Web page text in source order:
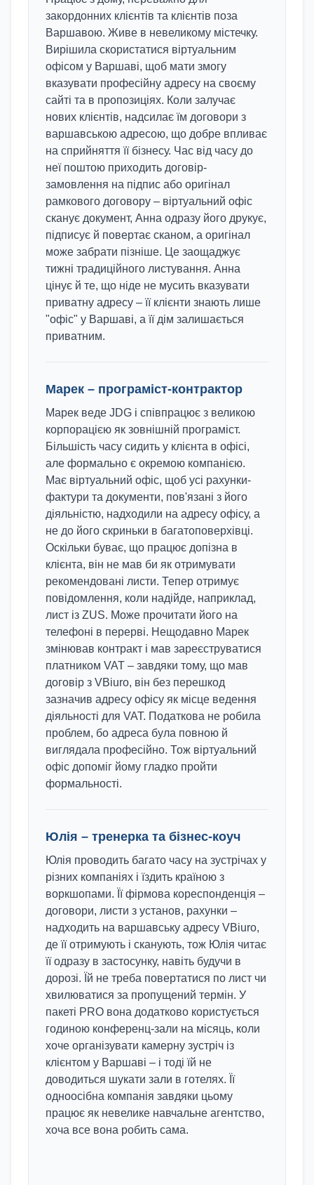
закордонних клієнтів та клієнтів поза
Варшавою. Живе в невеликому містечку.
Вирішила скористатися віртуальним
офісом у Варшаві, щоб мати змогу
вказувати професійну адресу на своєму
сайті та в пропозиціях. Коли залучає
нових клієнтів, надсилає їм договори з
варшавською адресою, що добре впливає
на сприйняття її бізнесу. Час від часу до
неї поштою приходить договір-
замовлення на підпис або оригінал
рамкового договору – віртуальний офіс
сканує документ, Анна одразу його друкує,
підписує й повертає сканом, а оригінал
може забрати пізніше. Це заощаджує
тижні традиційного листування. Анна
цінує й те, що ніде не мусить вказувати
приватну адресу – її клієнти знають лише
"офіс" у Варшаві, а її дім залишається
приватним.
Марек – програміст-контрактор
Марек веде JDG і співпрацює з великою
корпорацією як зовнішній програміст.
Більшість часу сидить у клієнта в офісі,
але формально є окремою компанією.
Має віртуальний офіс, щоб усі рахунки-
фактури та документи, пов'язані з його
діяльністю, надходили на адресу офісу, а
не до його скриньки в багатоповерхівці.
Оскільки буває, що працює допізна в
клієнта, він не мав би як отримувати
рекомендовані листи. Тепер отримує
повідомлення, коли надійде, наприклад,
лист із ZUS. Може прочитати його на
телефоні в перерві. Нещодавно Марек
змінював контракт і мав зареєструватися
платником VAT – завдяки тому, що мав
договір з VBiuro, він без перешкод
зазначив адресу офісу як місце ведення
діяльності для VAT. Податкова не робила
проблем, бо адреса була повною й
виглядала професійно. Тож віртуальний
офіс допоміг йому гладко пройти
формальності.
Юлія – тренерка та бізнес-коуч
Юлія проводить багато часу на зустрічах у
різних компаніях і їздить країною з
воркшопами. Її фірмова кореспонденція –
договори, листи з установ, рахунки –
надходить на варшавську адресу VBiuro,
де її отримують і сканують, тож Юлія читає
її одразу в застосунку, навіть будучи в
дорозі. Їй не треба повертатися по лист чи
хвилюватися за пропущений термін. У
пакеті PRO вона додатково користується
годиною конференц-зали на місяць, коли
хоче організувати камерну зустріч із
клієнтом у Варшаві – і тоді їй не
доводиться шукати зали в готелях. Її
одноосібна компанія завдяки цьому
працює як невелике навчальне агентство,
хоча все вона робить сама.